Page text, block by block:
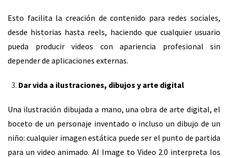
Esto facilita la creación de contenido para redes sociales,
desde historias hasta reels, haciendo que cualquier usuario
pueda producir videos con apariencia profesional sin
depender de aplicaciones externas.
Dar vida a ilustraciones, dibujos y arte digital
Una ilustración dibujada a mano, una obra de arte digital, el
boceto de un personaje inventado o incluso un dibujo de un
niño: cualquier imagen estática puede ser el punto de partida
para un video animado. AI Image to Video 2.0 interpreta los